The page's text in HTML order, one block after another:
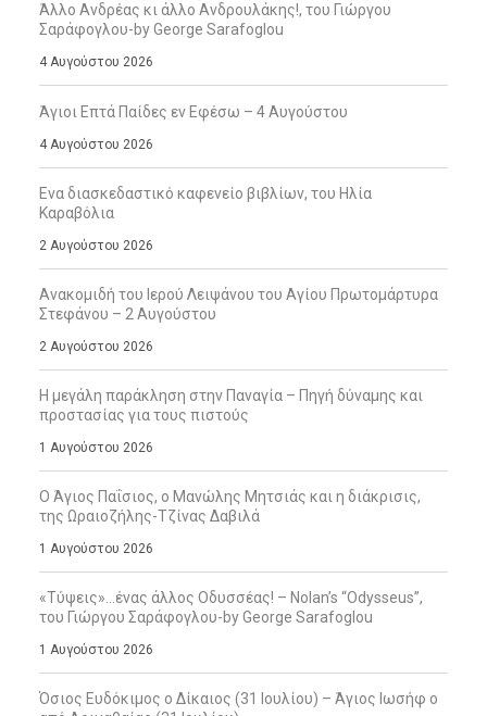
Άλλο Ανδρέας κι άλλο Ανδρουλάκης!, του Γιώργου
Σαράφογλου-by George Sarafoglou
4 Αυγούστου 2026
Άγιοι Επτά Παίδες εν Εφέσω – 4 Αυγούστου
4 Αυγούστου 2026
Ενα διασκεδαστικό καφενείο βιβλίων, του Ηλία
Καραβόλια
2 Αυγούστου 2026
Ανακομιδή του Ιερού Λειψάνου του Αγίου Πρωτομάρτυρα
Στεφάνου – 2 Αυγούστου
2 Αυγούστου 2026
Η μεγάλη παράκληση στην Παναγία – Πηγή δύναμης και
προστασίας για τους πιστούς
1 Αυγούστου 2026
Ο Άγιος Παΐσιος, ο Μανώλης Μητσιάς και η διάκρισις,
της Ωραιοζήλης-Τζίνας Δαβιλά
1 Αυγούστου 2026
«Τύψεις»…ένας άλλος Οδυσσέας! – Nolan’s “Odysseus”,
του Γιώργου Σαράφογλου-by George Sarafoglou
1 Αυγούστου 2026
Όσιος Ευδόκιμος ο Δίκαιος (31 Ιουλίου) – Άγιος Ιωσήφ ο